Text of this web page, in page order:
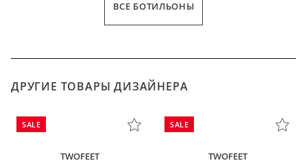
ВСЕ БОТИЛЬОНЫ
ДРУГИЕ ТОВАРЫ ДИЗАЙНЕРА
SALE
TWOFEET
SALE
TWOFEET